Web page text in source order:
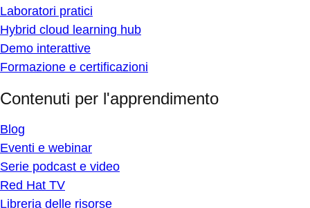
Laboratori pratici
Hybrid cloud learning hub
Demo interattive
Formazione e certificazioni
Contenuti per l'apprendimento
Blog
Eventi e webinar
Serie podcast e video
Red Hat TV
Libreria delle risorse